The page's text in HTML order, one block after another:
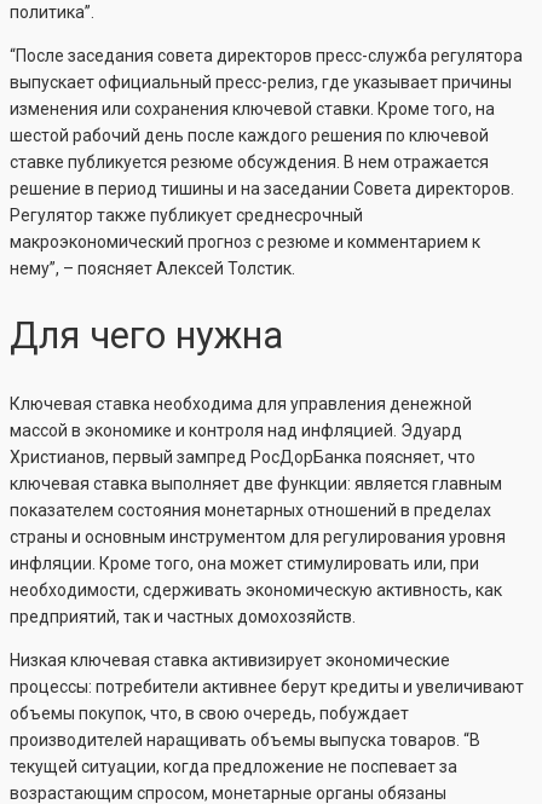
политика”.
“После заседания совета директоров пресс-служба регулятора
выпускает официальный пресс-релиз, где указывает причины
изменения или сохранения ключевой ставки. Кроме того, на
шестой рабочий день после каждого решения по ключевой
ставке публикуется резюме обсуждения. В нем отражается
решение в период тишины и на заседании Совета директоров.
Регулятор также публикует среднесрочный
макроэкономический прогноз с резюме и комментарием к
нему”, – поясняет Алексей Толстик.
Для чего нужна
Ключевая ставка необходима для управления денежной
массой в экономике и контроля над инфляцией. Эдуард
Христианов, первый зампред РосДорБанка поясняет, что
ключевая ставка выполняет две функции: является главным
показателем состояния монетарных отношений в пределах
страны и основным инструментом для регулирования уровня
инфляции. Кроме того, она может стимулировать или, при
необходимости, сдерживать экономическую активность, как
предприятий, так и частных домохозяйств.
Низкая ключевая ставка активизирует экономические
процессы: потребители активнее берут кредиты и увеличивают
объемы покупок, что, в свою очередь, побуждает
производителей наращивать объемы выпуска товаров. “В
текущей ситуации, когда предложение не поспевает за
возрастающим спросом, монетарные органы обязаны